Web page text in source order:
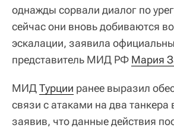
однажды сорвали диалог по
сейчас они вновь добиваются
эскалации, заявила
представитель МИД РФ Мария
МИДТурции ранее выразил
связи с атаками на два
заявив, что данные действия